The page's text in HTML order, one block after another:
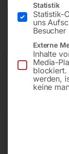
Versandkosten
Bitte beachten
Andere Länder
Statistik
Statistik-
uns
Externe
Inhalte
Media-
blockiert.
werden,
keine